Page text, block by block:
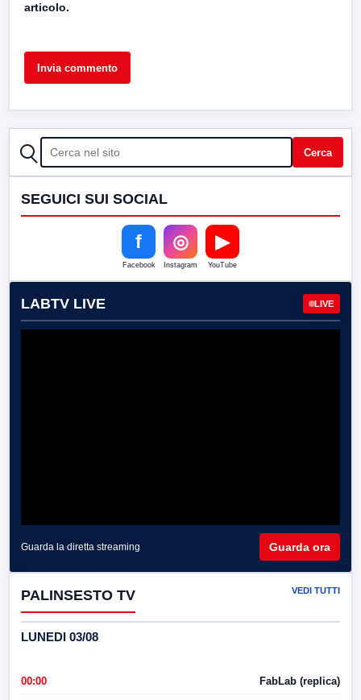
articolo.
CERCA Cerca
SEGUICI SUI SOCIAL
f
Facebook
◎
Instagram
▶
YouTube
LABTV LIVE LIVE
Guarda la diretta streaming Guarda ora
PALINSESTO TV VEDI TUTTI
LUNEDI 03/08
00:00 FabLab (replica)